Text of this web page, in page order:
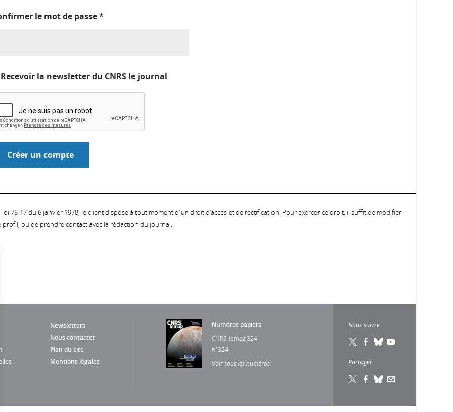
le mot de passe*
Recevoir la newsletter du CNRS le journal
78-17 du 6 janvier 1978, le client dispose à tout moment d'un droit d'accès et de rectification. Pour exercer ce droit, il suffit de modifier
ou de prendre contact avec la rédaction du journal.
Newsletters
Nous contacter
Plan du site
Mentions légales
Numéros papiers
CNRS lemag 324
n°324
Voir tous les numéros
Nous suivre
Partager